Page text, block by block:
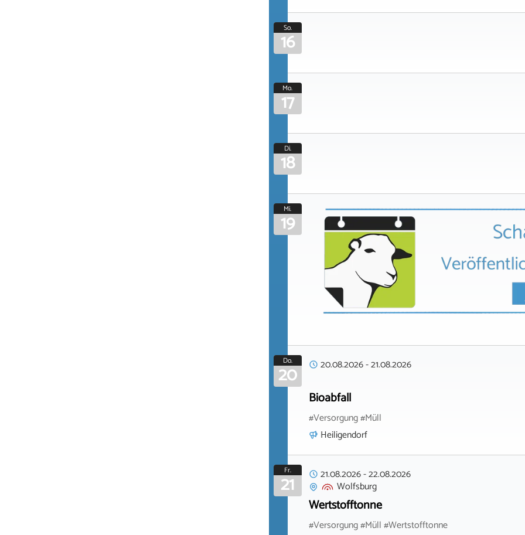
So.
16
Mo.
17
Di.
18
Mi.
19
Do.
20 20.08.2026-21.08.2026
Bioabfall
#Versorgung #Müll
Heiligendorf
Fr.
21 21.08.2026-22.08.2026
Wolfsburg
Wertstofftonne
#Versorgung #Müll #Wertstofftonne